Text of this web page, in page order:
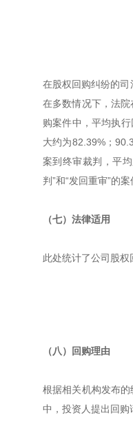
在股权回购纠纷的司
在多数情况下，法
购案件中，平均执
大约为82.39%；
案到终审裁判，平
判”和“发回重审”的
（七）法律适用
此处统计了公司股权
（八）回购理由
根据相关机构发布
中，投资人提出回购